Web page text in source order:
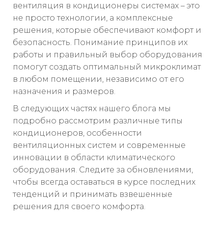
вентиляция в кондиционеры системах – это
не просто технологии, а комплексные
решения, которые обеспечивают комфорт и
безопасность. Понимание принципов их
работы и правильный выбор оборудования
помогут создать оптимальный микроклимат
в любом помещении, независимо от его
назначения и размеров.
В следующих частях нашего блога мы
подробно рассмотрим различные типы
кондиционеров, особенности
вентиляционных систем и современные
инновации в области климатического
оборудования. Следите за обновлениями,
чтобы всегда оставаться в курсе последних
тенденций и принимать взвешенные
решения для своего комфорта.